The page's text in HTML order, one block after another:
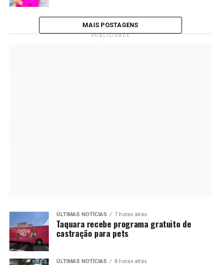
MAIS POSTAGENS
PUBLICIDADE
ÚLTIMAS NOTÍCIAS 7 horas atrás
Taquara recebe programa gratuito de
castração para pets
ÚLTIMAS NOTÍCIAS 8 horas atrás